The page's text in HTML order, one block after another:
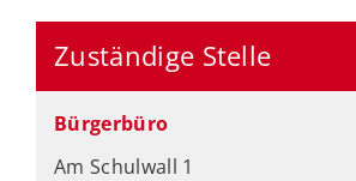
Zuständige Stelle
Bürgerbüro
Am Schulwall 1